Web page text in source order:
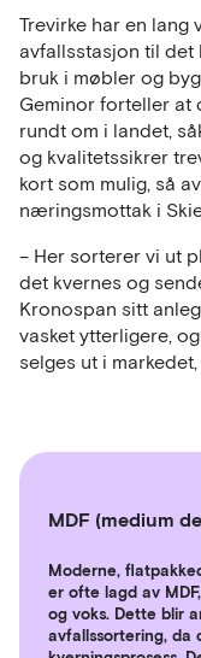
Trevirke har en lang
avfallsstasjon til det
bruk i møbler og
Geminor forteller at
rundt om i landet,
og kvalitetssikrer
kort som mulig, så
næringsmottak i
– Her sorterer vi ut
det kvernes og
Kronospan sitt
vasket ytterligere,
selges ut i
MDF (medium
Moderne,
er ofte lagd av
og voks. Dette blir
avfallssortering, da